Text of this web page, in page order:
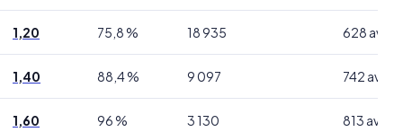
1,20 75,8 % 18 935 628 av
1,40 88,4 % 9 097 742 av
1,60 96 % 3 130 813 av